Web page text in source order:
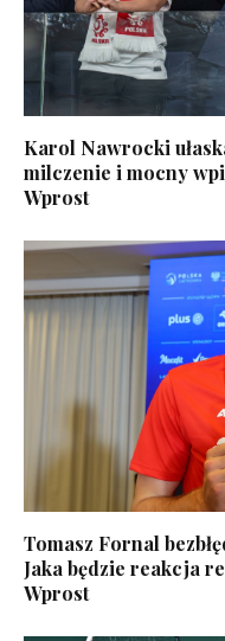
Karol Nawrocki
milczenie i mocny
Wprost
Tomasz Fornal
Jaka będzie reakcja
Wprost